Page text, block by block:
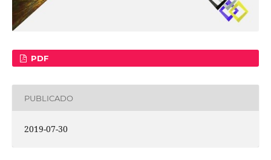
PDF
PUBLICADO
2019-07-30